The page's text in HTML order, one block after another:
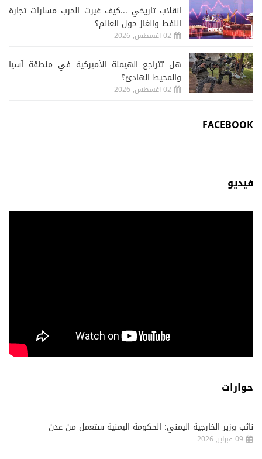
انقلاب تاريخي ...كيف غيرت الحرب مسارات تجارة
النفط والغاز حول العالم؟
02 اغسطس, 2026
هل تتراجع الهيمنة الأميركية في منطقة آسيا
والمحيط الهادئ؟
02 اغسطس, 2026
FACEBOOK
فيديو
حوارات
نائب وزير الخارجية اليمني: الحكومة اليمنية ستعمل من عدن
09 فبراير, 2026